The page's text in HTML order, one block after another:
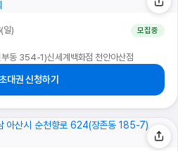
) 모집중
동 354-1)신세계백화점 천안아산점
대권 신청하기